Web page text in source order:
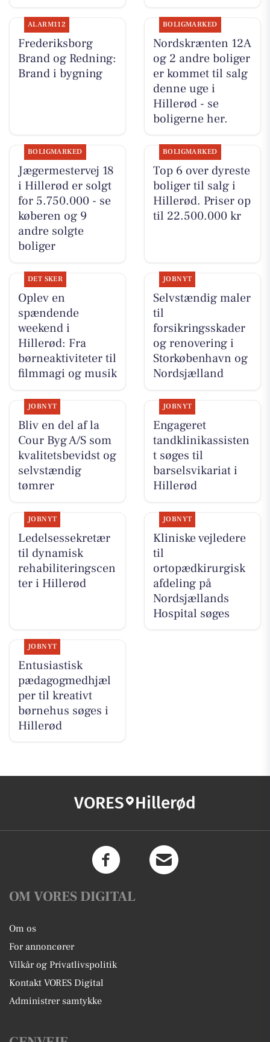
ALARM112
Frederiksborg
Brand og Redning:
Brand i bygning
BOLIGMARKED
Nordskrænten 12A
og 2 andre boliger
er kommet til salg
denne uge i
Hillerød - se
boligerne her.
BOLIGMARKED
Jægermestervej 18
i Hillerød er solgt
for 5.750.000 - se
køberen og 9
andre solgte
boliger
BOLIGMARKED
Top 6 over dyreste
boliger til salg i
Hillerød. Priser op
til 22.500.000 kr
DET SKER
Oplev en
spændende
weekend i
Hillerød: Fra
børneaktiviteter til
filmmagi og musik
JOBNYT
Selvstændig maler
til
forsikringsskader
og renovering i
Storkøbenhavn og
Nordsjælland
JOBNYT
Bliv en del af la
Cour Byg A/S som
kvalitetsbevidst og
selvstændig
tømrer
JOBNYT
Engageret
tandklinikassisten
t søges til
barselsvikariat i
Hillerød
JOBNYT
Ledelsessekretær
til dynamisk
rehabiliteringscen
ter i Hillerød
JOBNYT
Kliniske vejledere
til
ortopædkirurgisk
afdeling på
Nordsjællands
Hospital søges
JOBNYT
Entusiastisk
pædagogmedhjæl
per til kreativt
børnehus søges i
Hillerød
VORES Hillerød
OM VORES DIGITAL
Om os
For annoncører
Vilkår og Privatlivspolitik
Kontakt VORES Digital
Administrer samtykke